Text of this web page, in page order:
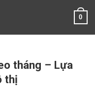
0
tháng – Lựa
thị